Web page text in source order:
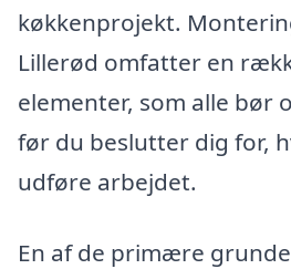
køkkenprojekt.
Lillerød omfatter en
elementer, som alle bør
før du beslutter dig for,
udføre arbejdet.
En af de primære